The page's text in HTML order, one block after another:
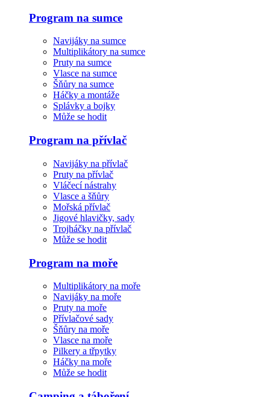
Program na sumce
Navijáky na sumce
Multiplikátory na sumce
Pruty na sumce
Vlasce na sumce
Šňůry na sumce
Háčky a montáže
Splávky a bojky
Může se hodit
Program na přívlač
Navijáky na přívlač
Pruty na přívlač
Vláčecí nástrahy
Vlasce a šňůry
Mořská přívlač
Jigové hlavičky, sady
Trojháčky na přívlač
Může se hodit
Program na moře
Multiplikátory na moře
Navijáky na moře
Pruty na moře
Přívlačové sady
Šňůry na moře
Vlasce na moře
Pilkery a třpytky
Háčky na moře
Může se hodit